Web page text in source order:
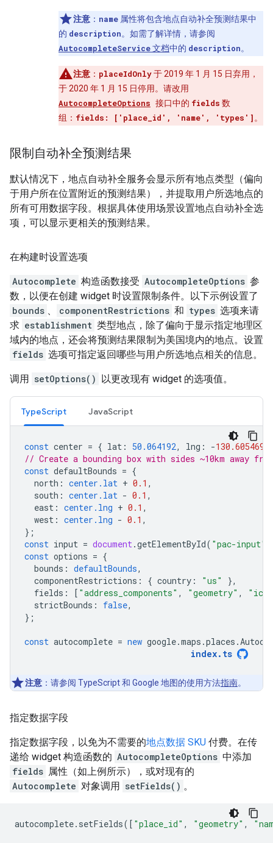
注意 ： name 属性将包含地点自动补全预测结果中
的 description。如需了解详情，请参阅
AutocompleteService文档中的 description。
注意 ： placeIdOnly于 2019 年 1 月 15 日弃用，
于 2020 年 1 月 15 日停用。请改用
AutocompleteOptions 接口中的 fields 数
组： fields: ['place_id', 'name', 'types'] 。
限制自动补全预测结果
默认情况下，地点自动补全服务会显示所有地点类型（偏向
于用户所在位置附近的预测结果），并提取用户所选地点的
所有可用数据字段。根据具体使用场景设置地点自动补全选
项，可以显示更相关的预测结果。
在构建时设置选项
Autocomplete 构造函数接受 AutocompleteOptions 参
数，以便在创建 widget 时设置限制条件。以下示例设置了
bounds 、 componentRestrictions 和 types 选项来请
求 establishment 类型地点，除了偏向于显示指定地理区
域内的地点，还会将预测结果限制为美国境内的地点。设置
fields 选项可指定返回哪些与用户所选地点相关的信息。
调用 setOptions() 以更改现有 widget 的选项值。
TypeScript JavaScript
const center = { lat : 50.064192, lng : -130.605469
// Create a bounding box with sides ~10km away
const defaultBounds = {
north : center.lat + 0.1 ,
south : center.lat - 0.1 ,
east : center.lng + 0.1 ,
west : center.lng - 0.1 ,
};
const input = document.getElementById( "pac-input"
const options = {
bounds : defaultBounds,
componentRestrictions : { country : "us"
},
fields : [ "address_components" , "geometry" ,
strictBounds : false,
};
const autocomplete = new google.maps .places .
index. ts
注意 ：请参阅 TypeScript 和 Google 地图的使用方法指南。
指定数据字段
指定数据字段，以免为不需要的地点数据 SKU 付费。在传
递给 widget 构造函数的 AutocompleteOptions 中添加
fields 属性（如上例所示），或对现有的
Autocomplete 对象调用 setFields() 。
autocomplete. setFields([ "place_id" , "geometry" ,